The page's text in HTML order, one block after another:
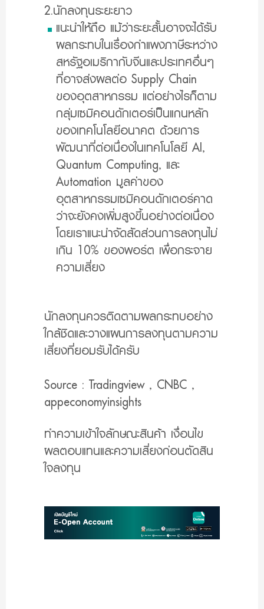
2.นักลงทุนระยะยาว
แนะนำให้ถือ แม้ว่าระยะสั้นอาจจะได้รับ
ผลกระทบในเรื่องกำแพงภาษีระหว่าง
สหรัฐอเมริกากับจีนและประเทศอื่นๆ
ที่อาจส่งผลต่อ Supply Chain
ของอุตสาหกรรม แต่อย่างไรก็ตาม
กลุ่มเซมิคอนดักเตอร์เป็นแกนหลัก
ของเทคโนโลยีอนาคต ด้วยการ
พัฒนาที่ต่อเนื่องในเทคโนโลยี AI,
Quantum Computing, และ
Automation มูลค่าของ
อุตสาหกรรมเซมิคอนดักเตอร์คาด
ว่าจะยังคงเพิ่มสูงขึ้นอย่างต่อเนื่อง
โดยเราแนะนำจัดสัดส่วนการลงทุนไม่
เกิน 10% ของพอร์ต เพื่อกระจาย
ความเสี่ยง
นักลงทุนควรติดตามผลกระทบอย่าง
ใกล้ชิดและวางแผนการลงทุนตามความ
เสี่ยงที่ยอมรับได้ครับ
Source : Tradingview , CNBC ,
appeconomyinsights
ทำความเข้าใจลักษณะสินค้า เงื่อนไข
ผลตอบแทนและความเสี่ยงก่อนตัดสิน
ใจลงทุน